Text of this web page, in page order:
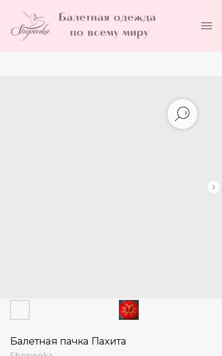
Балетная пачка Пахита